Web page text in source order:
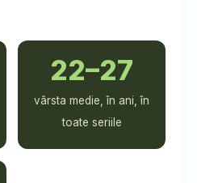
22–27
vârsta medie, în ani, în
toate seriile